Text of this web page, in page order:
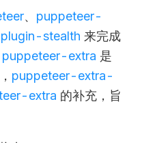
、 puppeteer-
stealth 来完成
puppeteer-extra 是
puppeteer-extra-
extra 的补充，旨